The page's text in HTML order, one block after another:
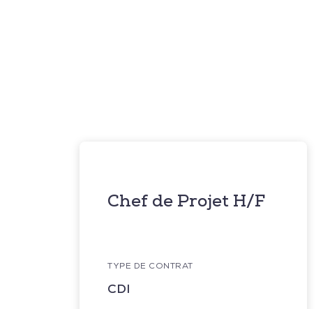
Chef de Projet H/F
TYPE DE CONTRAT
CDI